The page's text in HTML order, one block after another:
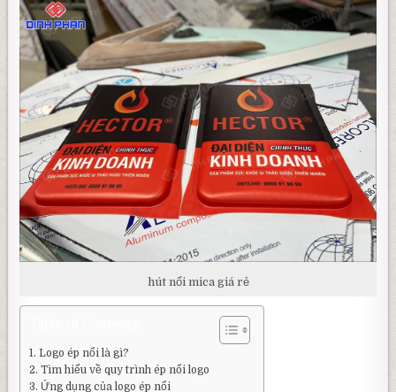
hút nổi mica giá rẻ
Logo ép nổi là gì?
Tìm hiểu về quy trình ép nổi logo
Ứng dụng của logo ép nổi